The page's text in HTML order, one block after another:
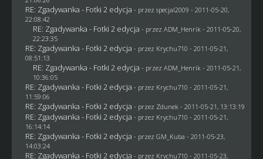
RE: Zgadywanka - Fotki 2 edycja - przez specjal2009 - 2011-05-20,
22:08:42
RE: Zgadywanka - Fotki 2 edycja - przez ADM_Henrik - 2011-05-20,
22:23:35
RE: Zgadywanka - Fotki 2 edycja - przez Krychu710 - 2011-05-21,
08:51:13
RE: Zgadywanka - Fotki 2 edycja - przez ADM_Henrik - 2011-05-21,
10:36:05
RE: Zgadywanka - Fotki 2 edycja - przez Krychu710 - 2011-05-21,
11:59:06
RE: Zgadywanka - Fotki 2 edycja - przez Zdunek - 2011-05-21, 13:13:19
RE: Zgadywanka - Fotki 2 edycja - przez Krychu710 - 2011-05-21,
16:14:14
RE: Zgadywanka - Fotki 2 edycja - przez GM_Kuba - 2011-05-23,
14:03:24
RE: Zgadywanka - Fotki 2 edycja - przez Krychu710 - 2011-05-23,